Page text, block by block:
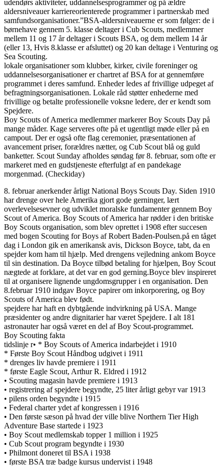
udendørs aktiviteter, uddannelsesprogrammer og på ældre
aldersniveauer karriereorienterede programmer i partnerskab med
samfundsorganisationer.”BSA-aldersniveauerne er som følger: de i
børnehave gennem 5. klasse deltager i Cub Scouts, medlemmer
mellem 11 og 17 år deltager i Scouts BSA, og dem mellem 14 år
(eller 13, Hvis 8.klasse er afsluttet) og 20 kan deltage i Venturing og
Sea Scouting.
lokale organisationer som klubber, kirker, civile foreninger og
uddannelsesorganisationer er chartret af BSA for at gennemføre
programmet i deres samfund. Enheder ledes af frivillige udpeget af
befragtningsorganisationen. Lokale råd støtter enhederne med
frivillige og betalte professionelle voksne ledere, der er kendt som
Spejdere.
Boy Scouts of America medlemmer markerer Boy Scouts Day på
mange måder. Kage serveres ofte på et ugentligt møde eller på en
campout. Der er også ofte flag ceremonier, præsentationen af
avancement priser, forældres nætter, og Cub Scout blå og guld
banketter. Scout Sunday afholdes søndag før 8. februar, som ofte er
markeret med en gudstjeneste efterfulgt af en pandekage
morgenmad. (Checkiday)
8. februar anerkender årligt National Boys Scouts Day. Siden 1910
har drenge over hele Amerika gjort gode gerninger, lært
overlevelsesevner og udviklet moralske fundamenter gennem Boy
Scout of America. Boy Scouts of America har rødder i den britiske
Boy Scouts organisation, som blev oprettet i 1908 efter succesen
med bogen Scouting for Boys af Robert Baden-Poulsen.på en tåget
dag i London gik en amerikansk avis, Dickson Boyce, tabt, da en
spejder kom ham til hjælp. Med drengens vejledning ankom Boyce
til sin destination. Da Boyce tilbød betaling for hjælpen, Boy Scout
nægtede at forklare, at det var en god gerning.Boyce blev inspireret
til at organisere lignende ungdomsgrupper i en organisation. Den
8.februar 1910 indgav Boyce papirer om inkorporering, og Boy
Scouts of America blev født.
spejdere har haft en dybtgående indvirkning på USA. Mange
præsidenter og andre dignitarier har været Spejdere. I alt 181
astronauter har også været en del af Boy Scout-programmet.
Boy Scouting fakta
tidslinje r• * Boy Scouts of America indarbejdet i 1910
* Første Boy Scout Håndbog udgivet i 1911
* drenges liv havde premiere i 1911
* første Eagle Scout, Arthur R. Eldred i 1912
• Scouting magasin havde premiere i 1913
• registrering af spejdere begyndte, 25 liter årligt gebyr var 1913
• pilens orden begyndte i 1915
• Federal charter ydet af kongressen i 1916
• Den første sæson på hvad der ville blive Northern Tier High
Adventure Base startede i 1923
• Boy Scout medlemskab topper 1 million i 1925
• Cub Scout program begyndte i 1930
• Philmont doneret til BSA i 1938
• første BSA træ badge kursus undervist i 1948